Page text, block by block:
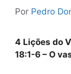
Por Pedro
4 Lições do
18:1-6 – O